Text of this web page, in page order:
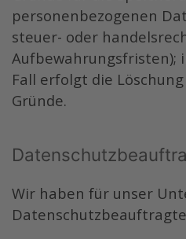
personenbezogenen
steuer- oder
Aufbewahrungsfristen);
Fall erfolgt die
Gründe.
Wir haben für unser